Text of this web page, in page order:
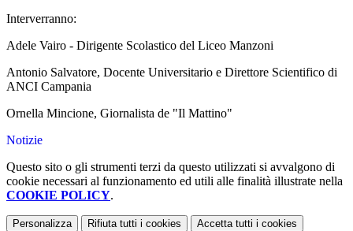
Interverranno:
Adele Vairo - Dirigente Scolastico del Liceo Manzoni
Antonio Salvatore, Docente Universitario e Direttore Scientifico di
ANCI Campania
Ornella Mincione, Giornalista de "Il Mattino"
Notizie
Questo sito o gli strumenti terzi da questo utilizzati si avvalgono di
cookie necessari al funzionamento ed utili alle finalità illustrate nella
COOKIE POLICY.
Personalizza Rifiuta tutti i cookies Accetta tutti i cookies